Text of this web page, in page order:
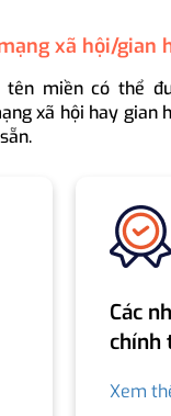
xã hội/gian
tên miền có thể
xã hội hay gian
Các
chính
Xem